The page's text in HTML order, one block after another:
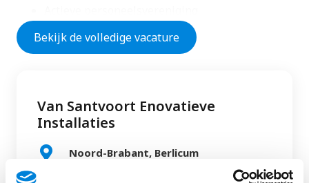
Alles wat met elektro te maken heeft, komt op
jouw pad. Dat varieert van kleine karweitjes
tot het controleren van installaties bij grote
bedrijven. En het oplossen van storingen dus.
Bekijk de volledige vacature
Van Santvoort Enovatieve
Installaties
Noord-Brabant, Berlicum